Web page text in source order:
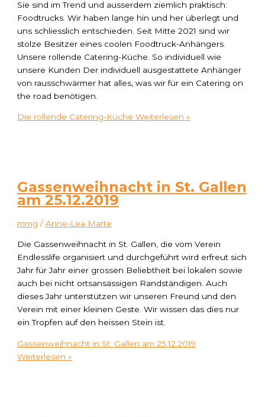
Sie sind im Trend und ausserdem ziemlich praktisch:
Foodtrucks. Wir haben lange hin und her überlegt und
uns schliesslich entschieden. Seit Mitte 2021 sind wir
stolze Besitzer eines coolen Foodtruck-Anhängers.
Unsere rollende Catering-Küche. So individuell wie
unsere Kunden Der individuell ausgestattete Anhänger
von rausschwärmer hat alles, was wir für ein Catering on
the road benötigen.
Die rollende Catering-Küche Weiterlesen »
Gassenweihnacht in St. Gallen
am 25.12.2019
mmg /Anne-Lea Marte
Die Gassenweihnacht in St. Gallen, die vom Verein
Endlesslife organisiert und durchgeführt wird erfreut sich
Jahr für Jahr einer grossen Beliebtheit bei lokalen sowie
auch bei nicht ortsansässigen Randständigen. Auch
dieses Jahr unterstützen wir unseren Freund und den
Verein mit einer kleinen Geste. Wir wissen das dies nur
ein Tropfen auf den heissen Stein ist.
Gassenweihnacht in St. Gallen am 25.12.2019
Weiterlesen »